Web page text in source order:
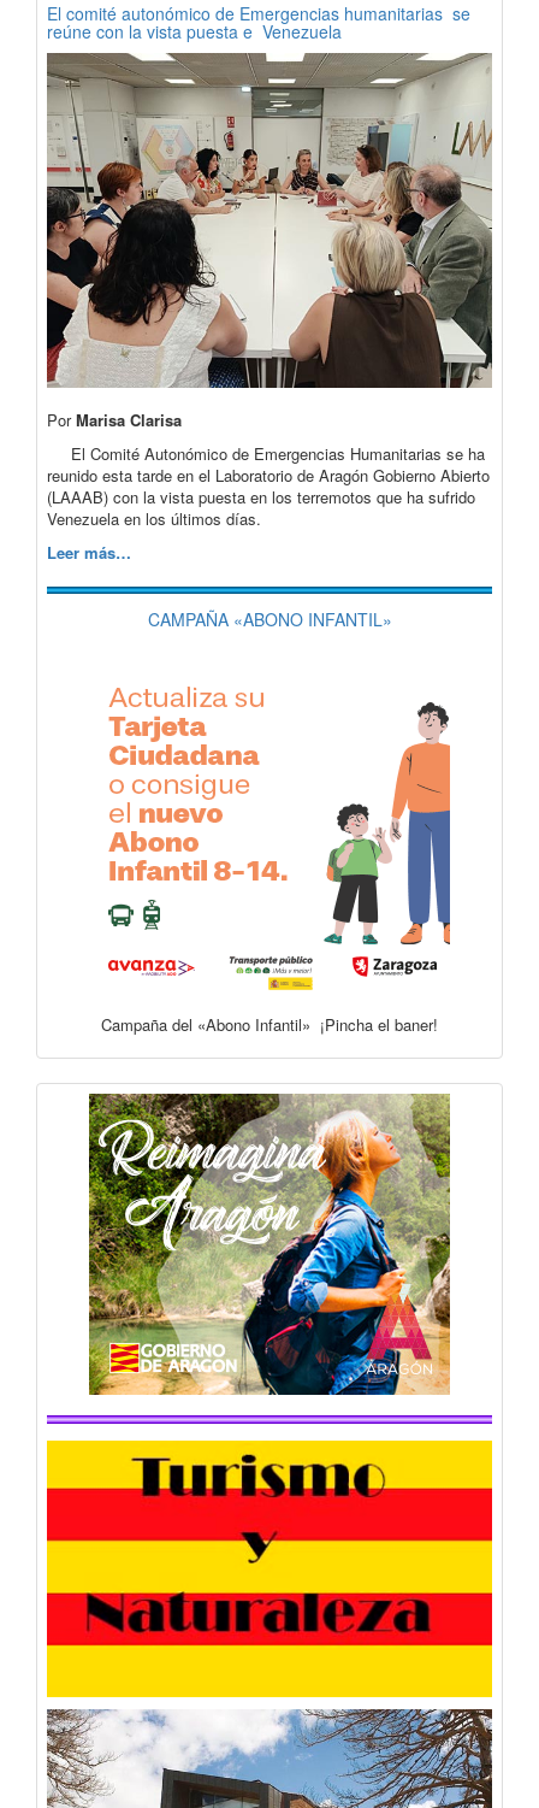
El comité autonómico de Emergencias humanitarias se
reúne con la vista puesta e Venezuela
PorMarisa Clarisa
El Comité Autonómico de Emergencias Humanitarias se ha
reunido esta tarde en el Laboratorio de Aragón Gobierno Abierto
(LAAAB) con la vista puesta en los terremotos que ha sufrido
Venezuela en los últimos días.
Leer más…
CAMPAÑA «ABONO INFANTIL»
Campaña del «Abono Infantil» ¡Pincha el baner!